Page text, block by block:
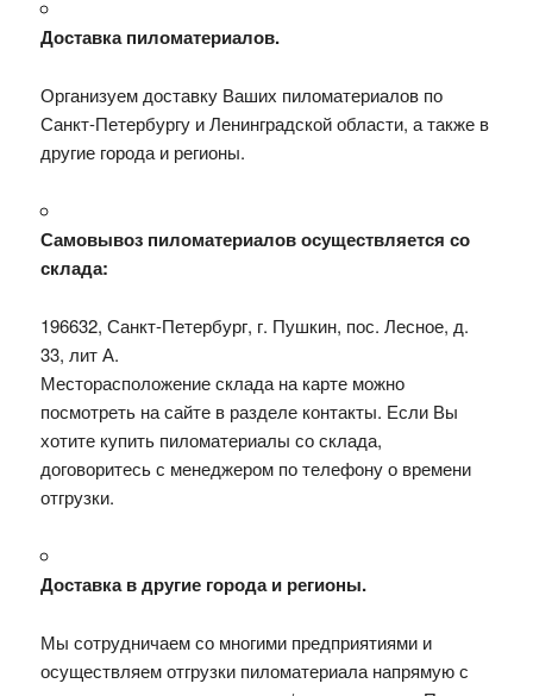
Доставка пиломатериалов.
Организуем доставку Ваших пиломатериалов по
Санкт-Петербургу и Ленинградской области, а также в
другие города и регионы.
Самовывоз пиломатериалов осуществляется со
склада:
196632, Санкт-Петербург, г. Пушкин, пос. Лесное, д.
33, лит А.
Месторасположение склада на карте можно
посмотреть на сайте в разделе контакты. Если Вы
хотите купить пиломатериалы со склада,
договоритесь с менеджером по телефону о времени
отгрузки.
Доставка в другие города и регионы.
Мы сотрудничаем со многими предприятиями и
осуществляем отгрузки пиломатериала напрямую с